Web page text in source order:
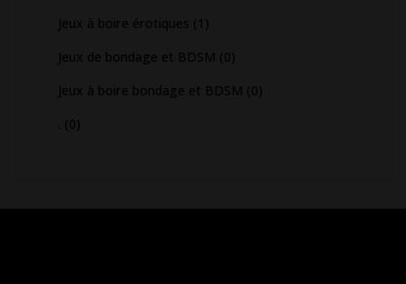
Jeux à boire érotiques (1)
Jeux de bondage et BDSM (0)
Jeux à boire bondage et BDSM (0)
(0)